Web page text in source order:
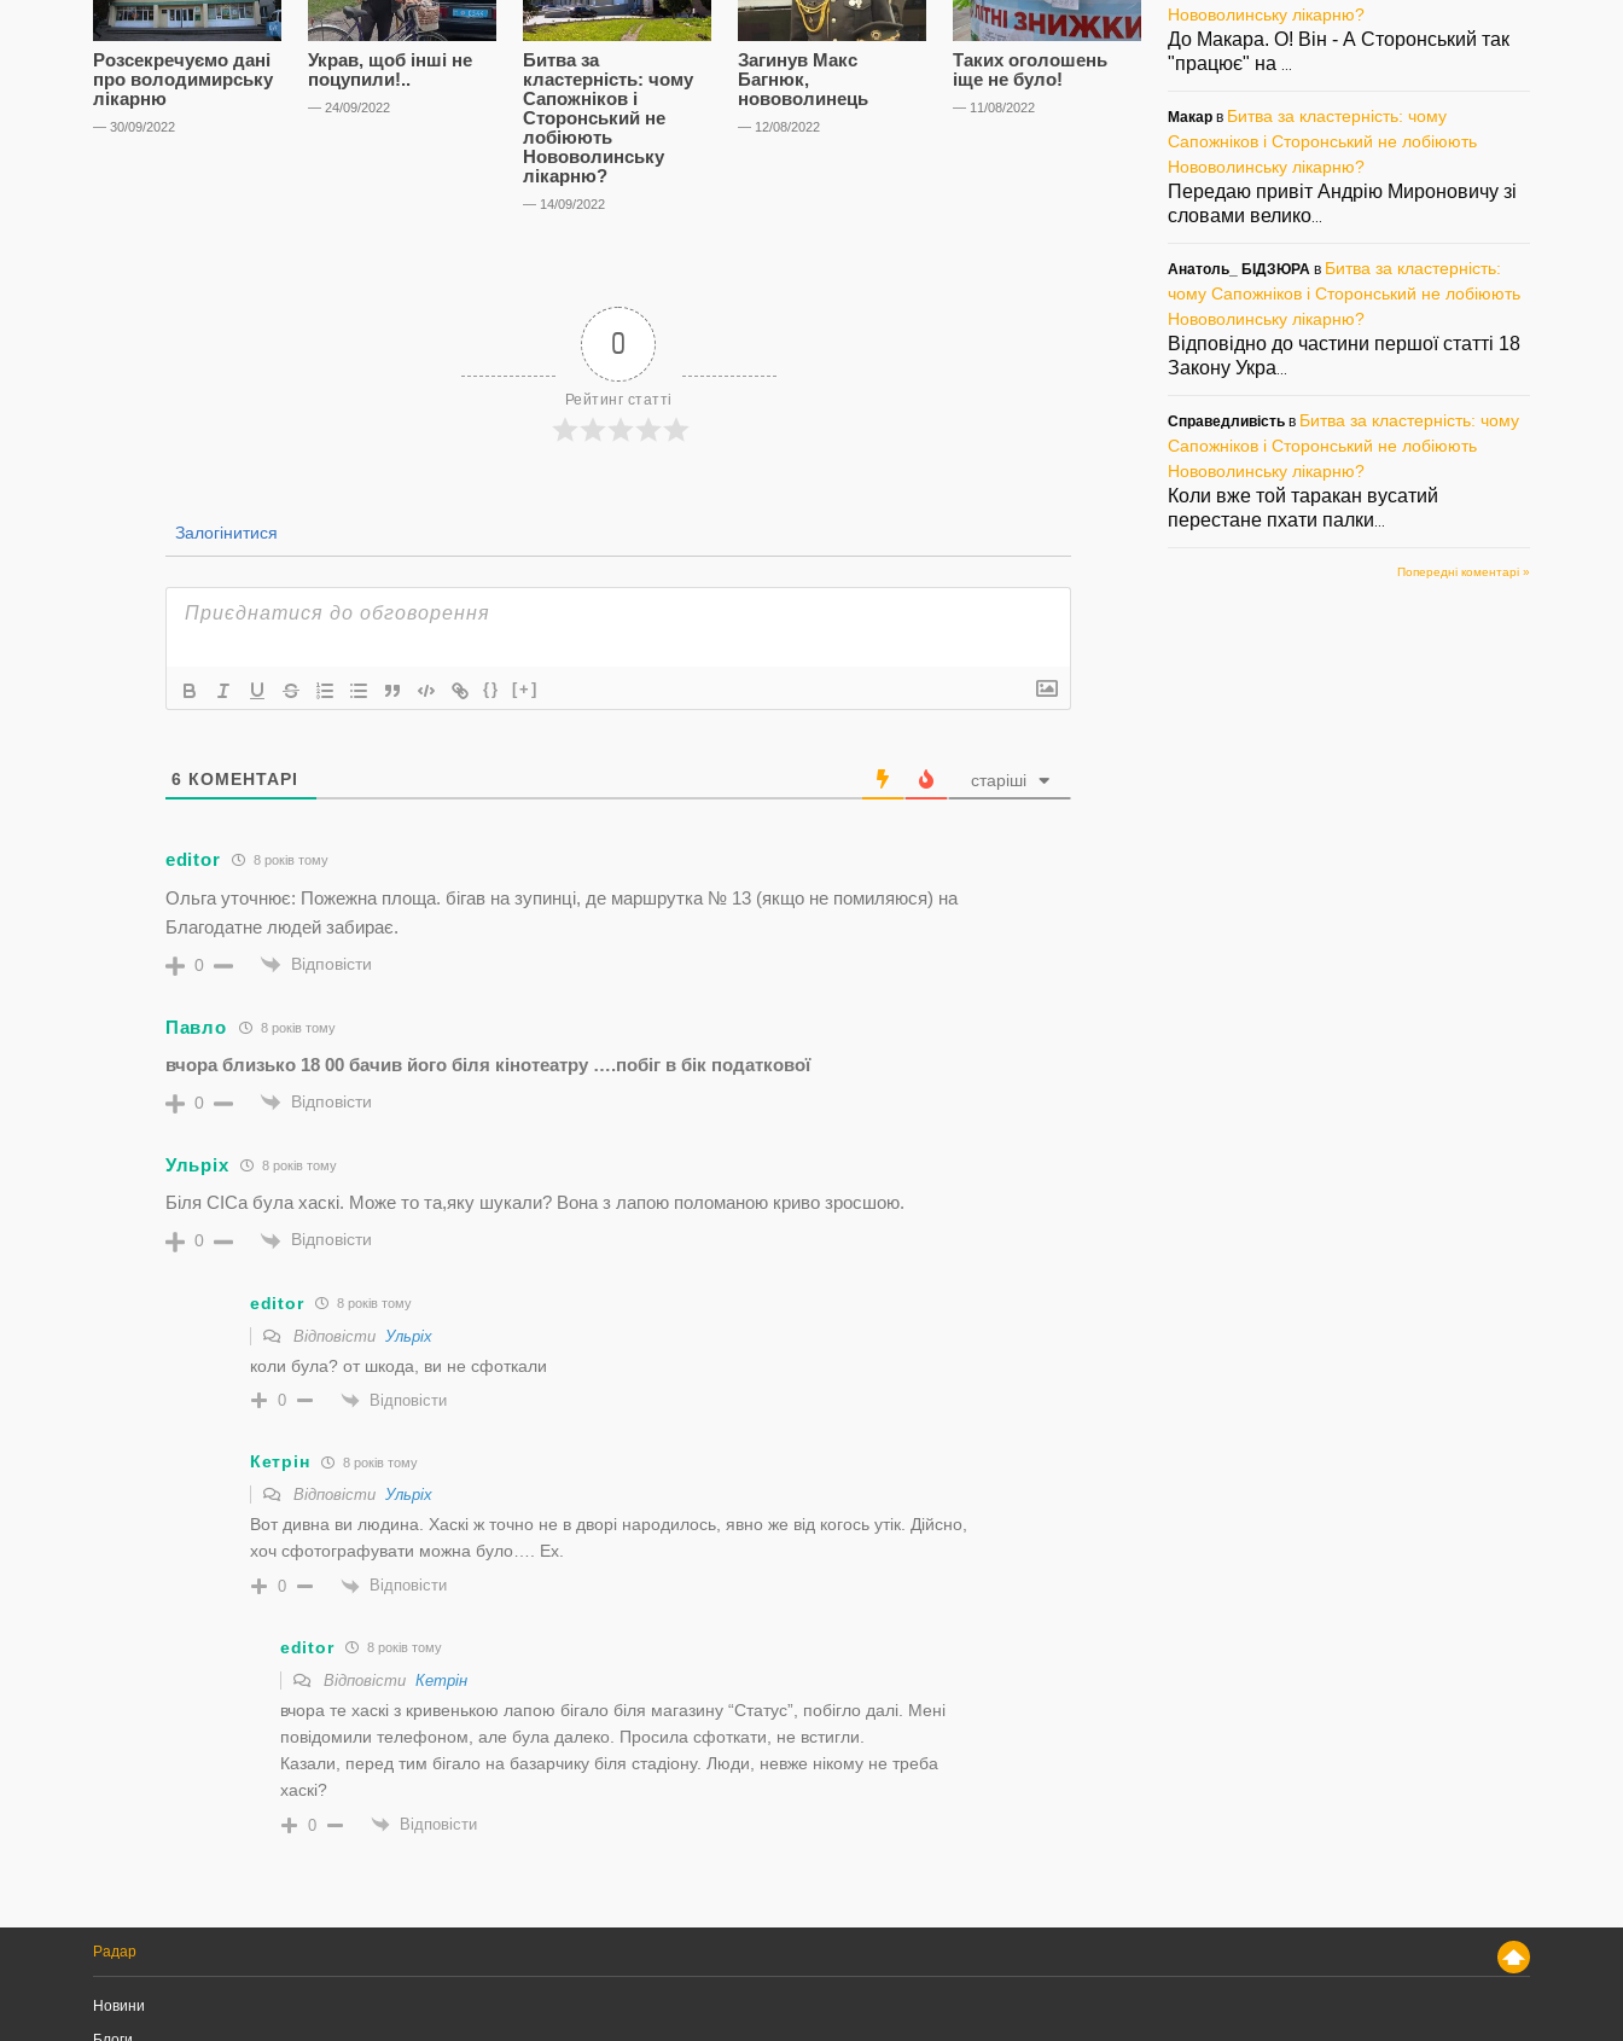
Розсекречуємо дані
про володимирську
лікарню
— 30/09/2022
Украв, щоб інші не
поцупили!..
— 24/09/2022
Битва за
кластерність: чому
Сапожніков і
Сторонський не
лобіюють
Нововолинську
лікарню?
— 14/09/2022
Загинув Макс
Багнюк,
нововолинець
— 12/08/2022
Таких оголошень
іще не було!
— 11/08/2022
Цупив породу, знову
попався. Знову
— 05/08/2022
підготуватись?
— 02/08/2022
0
Рейтинг статті
Залогінитися
{} [+]
6 КОМЕНТАРІ старіші
editor 8 років тому
Ольга уточнює: Пожежна площа. бігав на зупинці, де маршрутка № 13 (якщо не помиляюся) на
Благодатне людей забирає.
0 Відповісти
Павло 8 років тому
вчора близько 18 00 бачив його біля кінотеатру ….побіг в бік податкової
0 Відповісти
Ульріх 8 років тому
Біля СІСа була хаскі. Може то та,яку шукали? Вона з лапою поломаною криво зросшою.
0 Відповісти
editor 8 років тому
Відповісти Ульріх
коли була? от шкода, ви не сфоткали
0 Відповісти
Кетрін 8 років тому
Відповісти Ульріх
Вот дивна ви людина. Хаскі ж точно не в дворі народилось, явно же від когось утік. Дійсно,
хоч сфотографувати можна було…. Ех.
0 Відповісти
editor 8 років тому
Відповісти Кетрін
вчора те хаскі з кривенькою лапою бігало біля магазину “Статус”, побігло далі. Мені
повідомили телефоном, але була далеко. Просила сфоткати, не встигли.
Казали, перед тим бігало на базарчику біля стадіону. Люди, невже нікому не треба
хаскі?
0 Відповісти
Нововолинську лікарню?
До Макара. О! Він - А Сторонський так
"працює" на
Макар в Битва за кластерність: чому
Сапожніков і Сторонський не лобіюють
Нововолинську лікарню?
Передаю привіт Андрію Мироновичу зі
словами велико
Анатоль_ БІДЗЮРА в Битва за кластерність:
чому Сапожніков і Сторонський не лобіюють
Нововолинську лікарню?
Відповідно до частини першої статті 18
Закону Укра
Справедливість в Битва за кластерність: чому
Сапожніков і Сторонський не лобіюють
Нововолинську лікарню?
Коли вже той таракан вусатий
перестане пхати палки
Попередні коментарі »
Радар
Новини